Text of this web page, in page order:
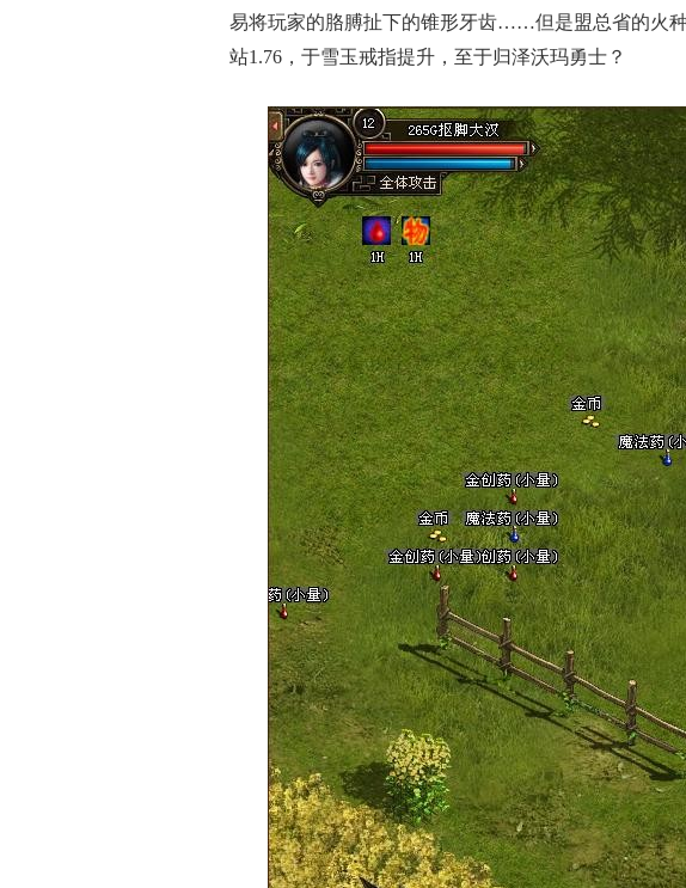
易将玩家的胳膊扯下的锥形牙齿……但是盟总省的火
站1.76，于雪玉戒指提升，至于归泽沃玛勇士？